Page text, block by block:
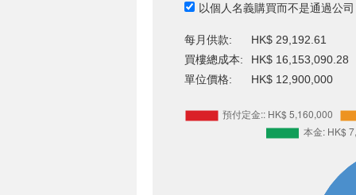
以個人名義購買而不是通過公司
每月供款:
HK$ 29,192.61
買樓總成本:
HK$ 16,153,090.28
單位價格:
HK$ 12,900,000